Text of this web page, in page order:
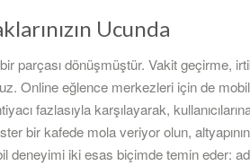
Ucunda
parçası dönüşmüştür. Vakit geçirme,
Online eğlence merkezleri için de
fazlasıyla karşılayarak,
bir kafede mola veriyor olun,
deneyimi iki esas biçimde temin eder: